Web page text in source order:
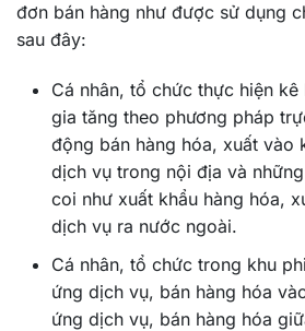
đơn bán hàng như được sử dụng
sau đây:
Cá nhân, tổ chức thực hiện
gia tăng theo phương pháp
động bán hàng hóa, xuất vào
dịch vụ trong nội địa và
coi như xuất khẩu hàng hóa,
dịch vụ ra nước ngoài.
Cá nhân, tổ chức trong khu
ứng dịch vụ, bán hàng hóa
ứng dịch vụ, bán hàng hóa